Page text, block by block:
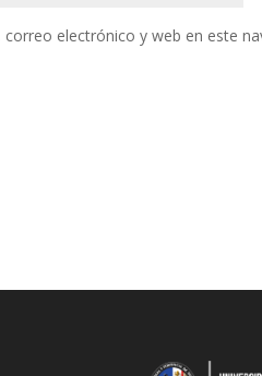
electrónico y web en este